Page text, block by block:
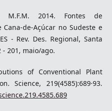
M.F.M. 2014. Fontes de
de-Açúcar no Sudeste e
- Rev. Des. Regional, Santa
- 201, maio/ago.
of Conventional Plant
Science, 219(4585):689·93.